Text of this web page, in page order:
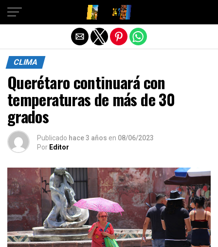
CLIMA
Querétaro continuará con
temperaturas de más de 30
grados
Publicado hace 3 años en 08/06/2023
Por Editor
Salir de la versión móvil